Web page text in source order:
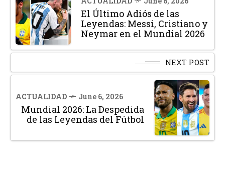
El Último Adiós de las
Leyendas: Messi, Cristiano y
Neymar en el Mundial 2026
NEXT POST
ACTUALIDAD June 6, 2026
Mundial 2026: La Despedida
de las Leyendas del Fútbol